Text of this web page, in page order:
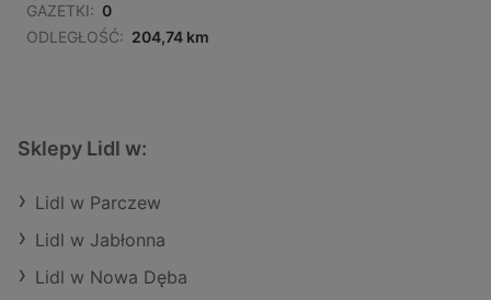
GAZETKI: 0
ODLEGŁOŚĆ: 204,74 km
Sklepy Lidl w:
Lidl w Parczew
Lidl w Jabłonna
Lidl w Nowa Dęba